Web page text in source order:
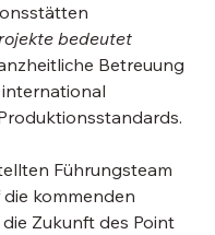
bedeutet
Betreuung
Führungsteam
kommenden
Zukunft des Point